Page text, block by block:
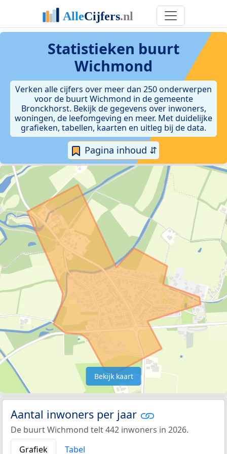
Statistieken buurt
Wichmond
Verken alle cijfers over meer dan 250 onderwerpen
voor de buurt Wichmond in de gemeente
Bronckhorst. Bekijk de gegevens over inwoners,
woningen, de leefomgeving en meer. Met duidelijke
grafieken, tabellen, kaarten en uitleg bij de data.
Pagina inhoud ⇵
Bekijk kaart
Aantal inwoners per jaar
De buurt Wichmond telt 442 inwoners in 2026.
Grafiek
Tabel